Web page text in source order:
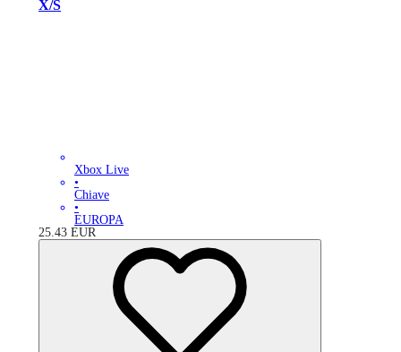
X/S
Xbox Live
•
Chiave
•
EUROPA
25.43 EUR